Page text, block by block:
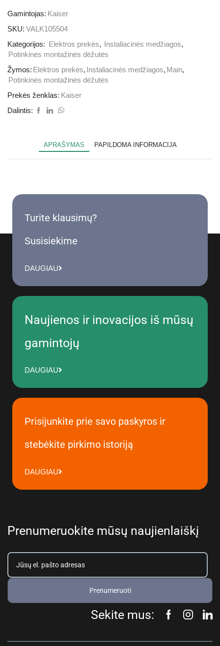
Gamintojas: Kaiser
SKU: VALK105504
Kategorijos:
Elektros prekės, Instaliacinės medžiagos,
Potinkinės montažinės dėžutės
Žymos: Elektros prekės, Instaliacinės medžiagos, Main,
Potinkinės montažinės dėžutės
Prekės ženklas: Kaiser
Dalintis:
APRAŠYMAS PAPILDOMA INFORMACIJA
Turite klausimų?
Susisiekime
DAUGIAU
Naujienos ir inovacijos iš mūsų
gamintojų
DAUGIAU
Prisijunkite prie savo paskyros ir
stebėkite pirkimo istoriją
DAUGIAU
Prenumeruokite mūsų naujienlaiškį
Prenumeruoti
Sekite mus: